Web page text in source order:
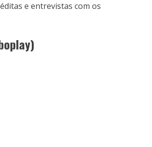
e entrevistas com os